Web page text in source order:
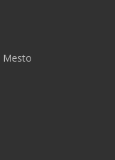
Mesto